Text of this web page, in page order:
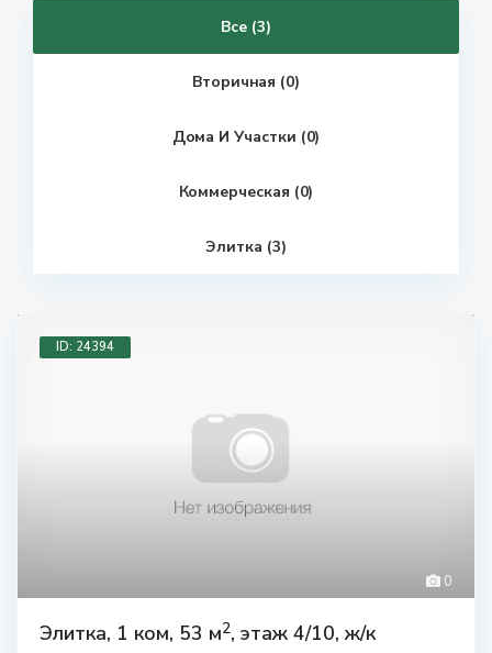
Все (3)
Вторичная (0)
Дома И Участки (0)
Коммерческая (0)
Элитка (3)
0
ID: 24394
Элитка, 1 ком, 53 м2, этаж 4/10, ж/к